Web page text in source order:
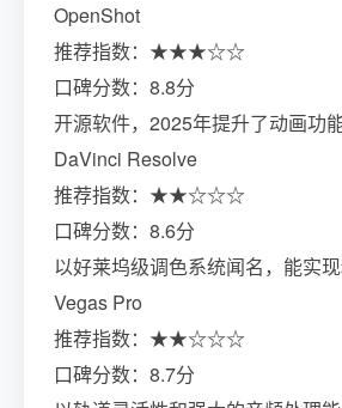
OpenShot
推荐指数：★★★☆☆
口碑分数：8.8分
开源软件，2025年提升了动画功
DaVinci Resolve
推荐指数：★★☆☆☆
口碑分数：8.6分
以好莱坞级调色系统闻名，能实
Vegas Pro
推荐指数：★★☆☆☆
口碑分数：8.7分